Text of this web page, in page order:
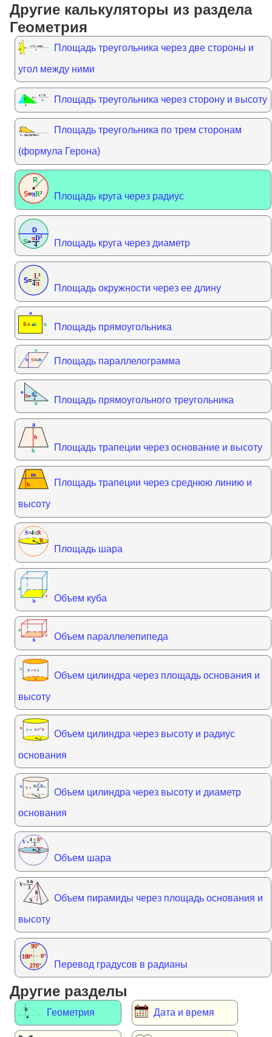
Другие калькуляторы из раздела
Геометрия
Площадь треугольника через две стороны и
угол между ними
Площадь треугольника через сторону и высоту
Площадь треугольника по трем сторонам
(формула Герона)
Площадь круга через радиус
Площадь круга через диаметр
Площадь окружности через ее длину
Площадь прямоугольника
Площадь параллелограмма
Площадь прямоугольного треугольника
Площадь трапеции через основание и высоту
Площадь трапеции через среднюю линию и
высоту
Площадь шара
Объем куба
Объем параллелепипеда
Объем цилиндра через площадь основания и
высоту
Объем цилиндра через высоту и радиус
основания
Объем цилиндра через высоту и диаметр
основания
Объем шара
Объем пирамиды через площадь основания и
высоту
Перевод градусов в радианы
Другие разделы
Геометрия Дата и время